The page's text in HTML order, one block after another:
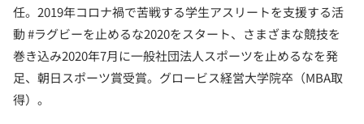
任。2019年コロナ禍で苦戦する学生アスリートを支援する活
動 #ラグビーを止めるな2020をスタート、さまざまな競技を
巻き込み2020年7月に一般社団法人スポーツを止めるなを発
足、朝日スポーツ賞受賞。グロービス経営大学院卒（MBA取
得）。